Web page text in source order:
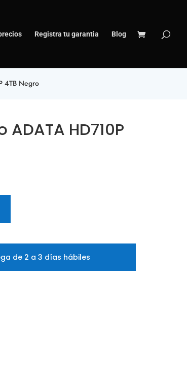
Registra tu garantia Blog
4TB Negro
HD710P
de 2 a 3 días hábiles